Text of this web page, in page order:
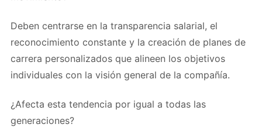
Deben centrarse en la transparencia salarial, el
reconocimiento constante y la creación de planes de
carrera personalizados que alineen los objetivos
individuales con la visión general de la compañía.
¿Afecta esta tendencia por igual a todas las
generaciones?